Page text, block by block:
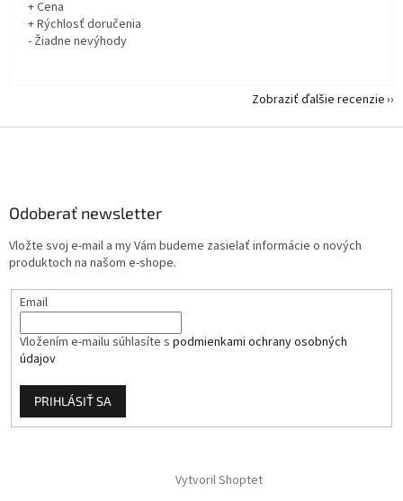
+ Cena
+ Rýchlosť doručenia
- Žiadne nevýhody
Zobraziť ďalšie recenzie
Odoberať newsletter
Vložte svoj e-mail a my Vám budeme zasielať informácie o nových
produktoch na našom e-shope.
Email
Vložením e-mailu súhlasíte s podmienkami ochrany osobných
údajov
PRIHLÁSIŤ SA
Vytvoril Shoptet